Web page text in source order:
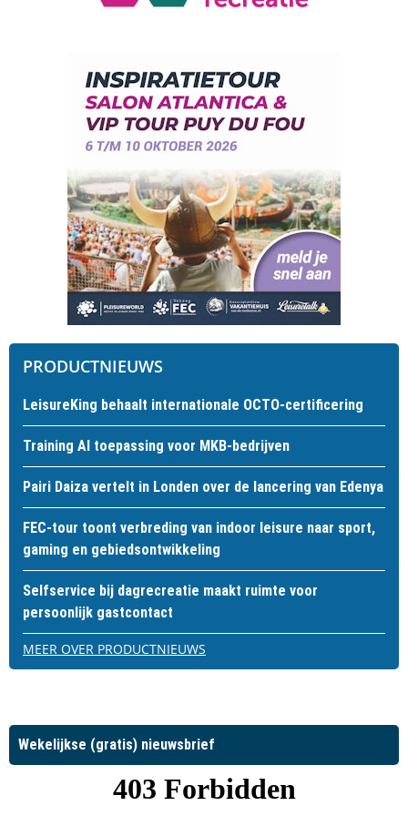
PRODUCTNIEUWS
LeisureKing behaalt internationale OCTO-certificering
Training AI toepassing voor MKB-bedrijven
Pairi Daiza vertelt in Londen over de lancering van Edenya
FEC-tour toont verbreding van indoor leisure naar sport,
gaming en gebiedsontwikkeling
Selfservice bij dagrecreatie maakt ruimte voor
persoonlijk gastcontact
MEER OVER PRODUCTNIEUWS
Wekelijkse (gratis) nieuwsbrief